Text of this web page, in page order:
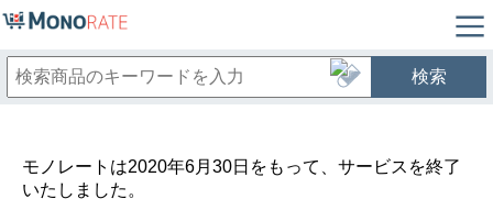
検索
モノレートは2020年6月30日をもって、サービスを終了
いたしました。